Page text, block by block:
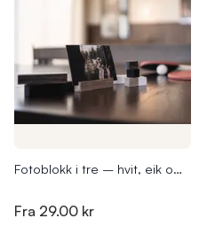
Fotoblokk i tre – hvit, eik og svart (flere størrelser)
Fra 29.00 kr